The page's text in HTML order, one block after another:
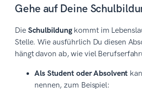
Gehe auf Deine
Die Schulbildungkommt im
Stelle. Wie ausführlich Du diesen
hängt davon ab, wie viel
Als Student oder Absolvent
nennen, zum Beispiel: